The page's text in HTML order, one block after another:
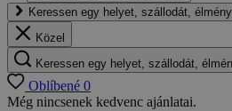
Keressen egy helyet, szállodát,
Közel
Keressen egy helyet, szállodát,
Oblíbené 0
Még nincsenek kedvenc ajánlatai.